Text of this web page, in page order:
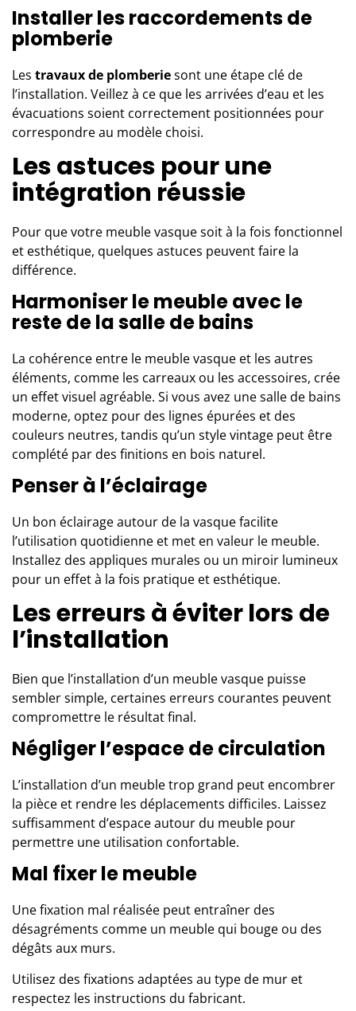
Installer les raccordements de
plomberie
Les travaux de plomberiesont une étape clé de
l’installation. Veillez à ce que les arrivées d’eau et les
évacuations soient correctement positionnées pour
correspondre au modèle choisi.
Les astuces pour une
intégration réussie
Pour que votre meuble vasque soit à la fois fonctionnel
et esthétique, quelques astuces peuvent faire la
différence.
Harmoniser le meuble avec le
reste de la salle de bains
La cohérence entre le meuble vasque et les autres
éléments, comme les carreaux ou les accessoires, crée
un effet visuel agréable. Si vous avez une salle de bains
moderne, optez pour des lignes épurées et des
couleurs neutres, tandis qu’un style vintage peut être
complété par des finitions en bois naturel.
Penser à l’éclairage
Un bon éclairage autour de la vasque facilite
l’utilisation quotidienne et met en valeur le meuble.
Installez des appliques murales ou un miroir lumineux
pour un effet à la fois pratique et esthétique.
Les erreurs à éviter lors de
l’installation
Bien que l’installation d’un meuble vasque puisse
sembler simple, certaines erreurs courantes peuvent
compromettre le résultat final.
Négliger l’espace de circulation
L’installation d’un meuble trop grand peut encombrer
la pièce et rendre les déplacements difficiles. Laissez
suffisamment d’espace autour du meuble pour
permettre une utilisation confortable.
Mal fixer le meuble
Une fixation mal réalisée peut entraîner des
désagréments comme un meuble qui bouge ou des
dégâts aux murs.
Utilisez des fixations adaptées au type de mur et
respectez les instructions du fabricant.